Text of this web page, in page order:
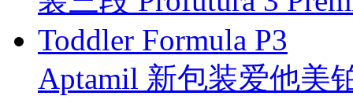
Aptamil 新包装爱他美